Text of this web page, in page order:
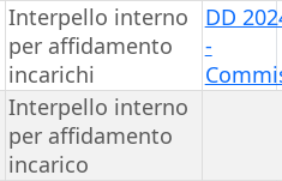
Interpello interno
per affidamento
incarichi
DD
-
Interpello interno
per affidamento
incarico